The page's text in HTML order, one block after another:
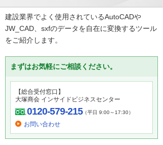
建設業界でよく使用されているAutoCADや
JW_CAD、sxfのデータを自在に変換するツール
をご紹介します。
まずはお気軽にご相談ください。
【総合受付窓口】
大塚商会 インサイドビジネスセンター
0120-579-215（平日 9:00～17:30）
お問い合わせ